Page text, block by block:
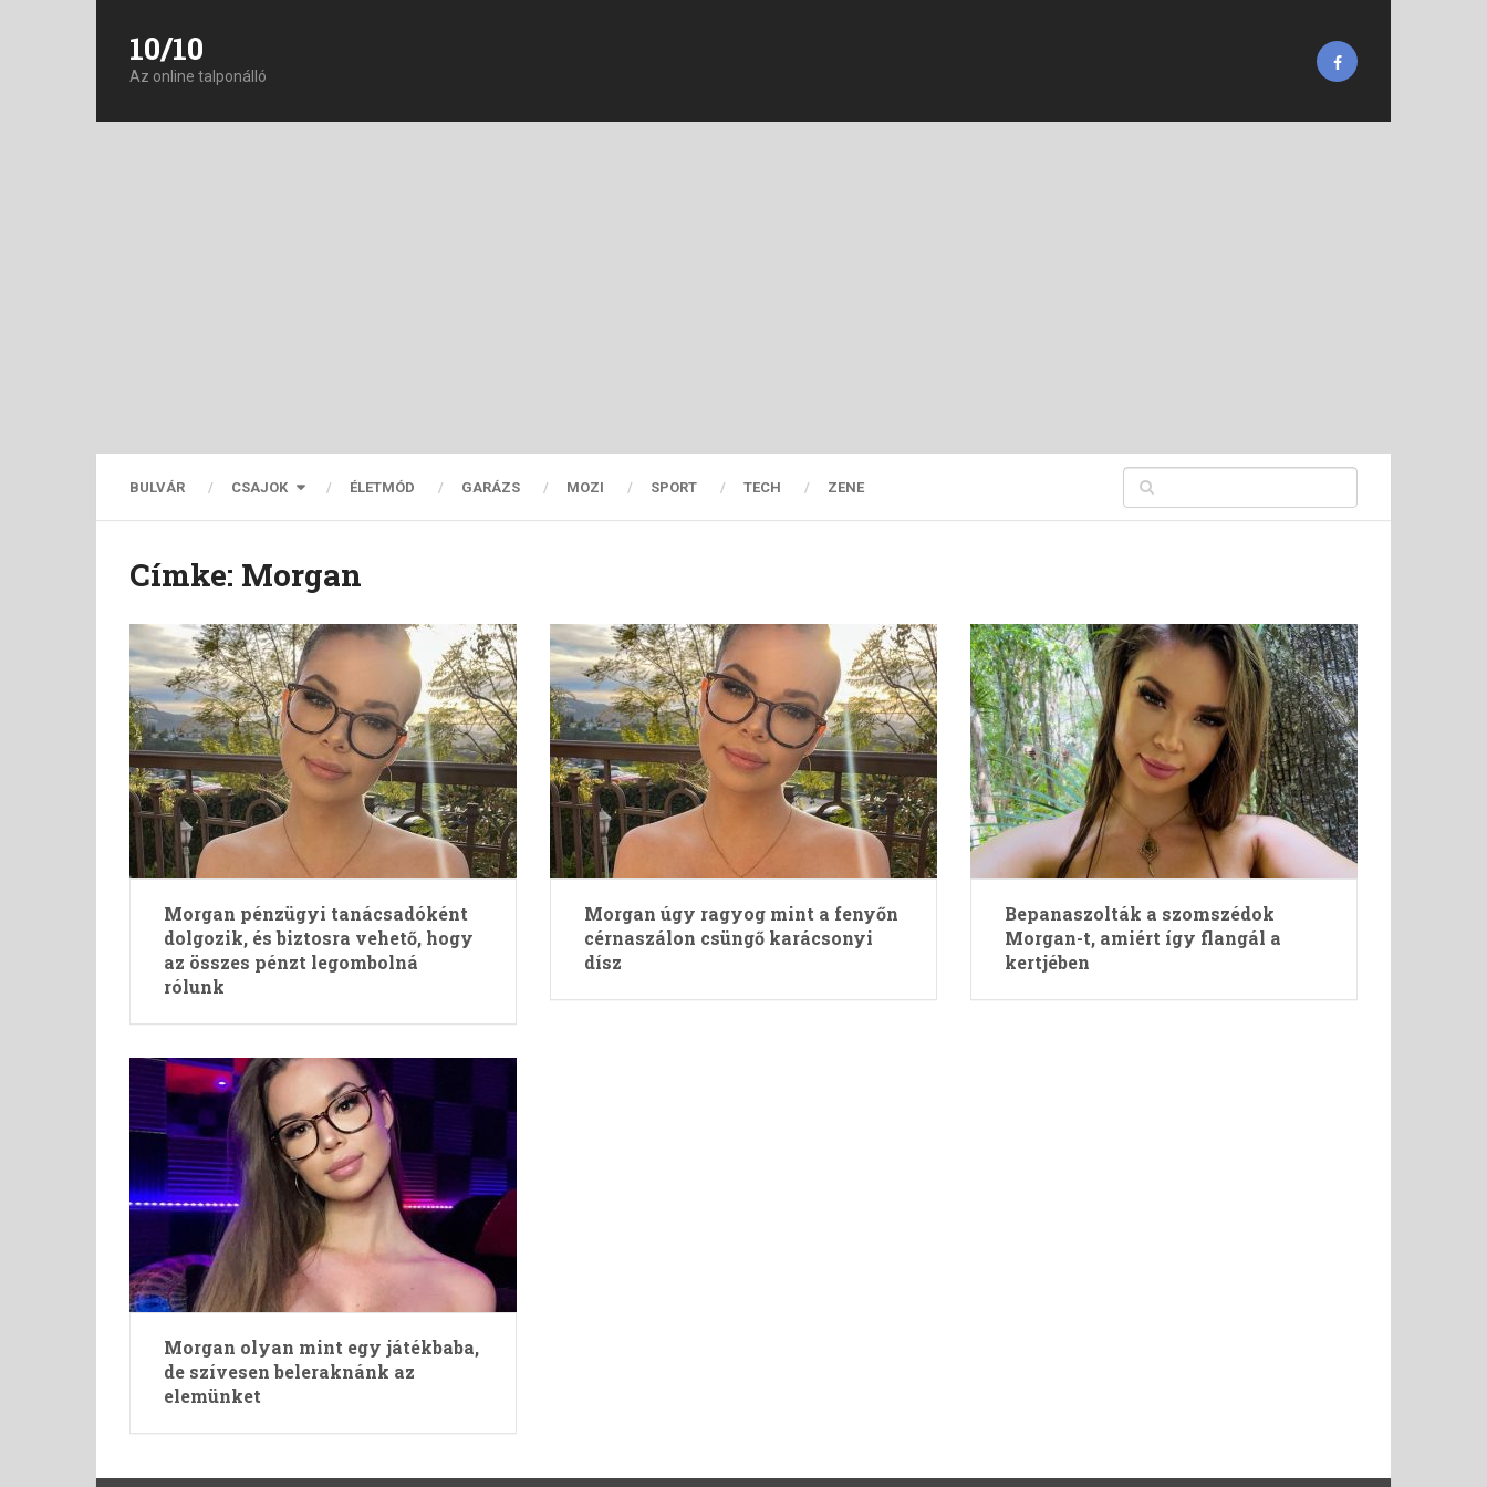
10/10
Az online talponálló
BULVÁR CSAJOK ÉLETMÓD GARÁZS MOZI SPORT TECH ZENE
Címke: Morgan
Morgan pénzügyi tanácsadóként
dolgozik, és biztosra vehető, hogy
az összes pénzt legombolná
rólunk
Morgan úgy ragyog mint a fenyőn
cérnaszálon csüngő karácsonyi
dísz
Bepanaszolták a szomszédok
Morgan-t, amiért így flangál a
kertjében
Morgan olyan mint egy játékbaba,
de szívesen beleraknánk az
elemünket